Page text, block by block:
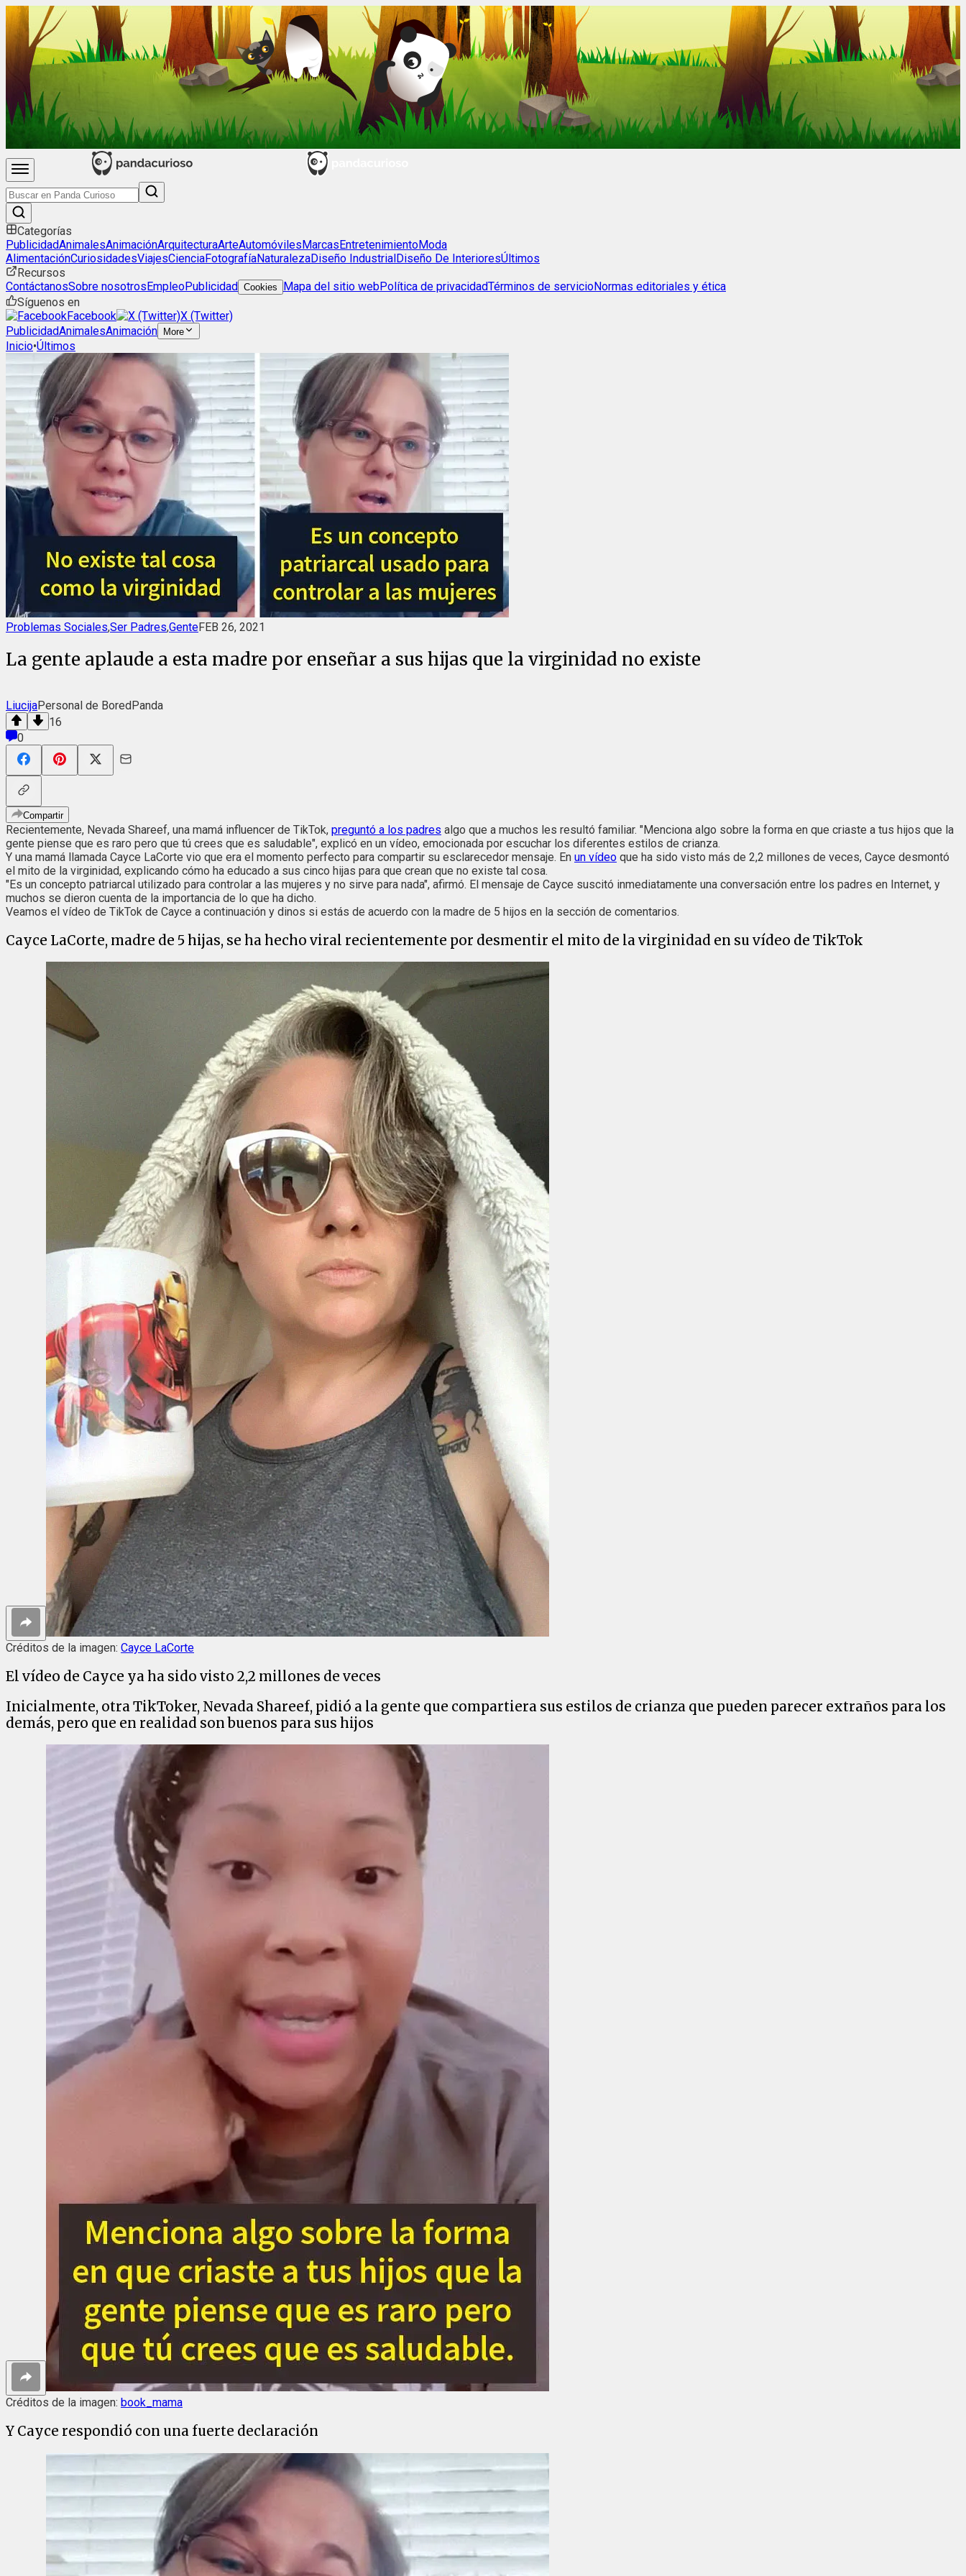
Categorías
PublicidadAnimalesAnimaciónArquitecturaArteAutomóvilesMarcasEntretenimientoModa
AlimentaciónCuriosidadesViajesCienciaFotografíaNaturalezaDiseño IndustrialDiseño De InterioresÚltimos
Recursos
ContáctanosSobre nosotrosEmpleoPublicidad Cookies Mapa del sitio webPolítica de privacidadTérminos de servicioNormas editoriales y ética
Síguenos en
Facebook
X (Twitter)
PublicidadAnimalesAnimación More
Inicio•Últimos
Problemas Sociales,Ser Padres,GenteFEB 26, 2021
La gente aplaude a esta madre por enseñar a sus hijas que la virginidad no existe
LiucijaPersonal de BoredPanda
16
0
Compartir
Recientemente, Nevada Shareef, una mamá influencer de TikTok, preguntó a los padres algo que a muchos les resultó familiar. "Menciona algo sobre la forma en que criaste a tus hijos que la
gente piense que es raro pero que tú crees que es saludable", explicó en un vídeo, emocionada por escuchar los diferentes estilos de crianza.
Y una mamá llamada Cayce LaCorte vio que era el momento perfecto para compartir su esclarecedor mensaje. En un vídeo que ha sido visto más de 2,2 millones de veces, Cayce desmontó
el mito de la virginidad, explicando cómo ha educado a sus cinco hijas para que crean que no existe tal cosa.
"Es un concepto patriarcal utilizado para controlar a las mujeres y no sirve para nada", afirmó. El mensaje de Cayce suscitó inmediatamente una conversación entre los padres en Internet, y
muchos se dieron cuenta de la importancia de lo que ha dicho.
Veamos el vídeo de TikTok de Cayce a continuación y dinos si estás de acuerdo con la madre de 5 hijos en la sección de comentarios.
Cayce LaCorte, madre de 5 hijas, se ha hecho viral recientemente por desmentir el mito de la virginidad en su vídeo de TikTok
Créditos de la imagen: Cayce LaCorte
El vídeo de Cayce ya ha sido visto 2,2 millones de veces
Inicialmente, otra TikToker, Nevada Shareef, pidió a la gente que compartiera sus estilos de crianza que pueden parecer extraños para los
demás, pero que en realidad son buenos para sus hijos
Créditos de la imagen: book_mama
Y Cayce respondió con una fuerte declaración